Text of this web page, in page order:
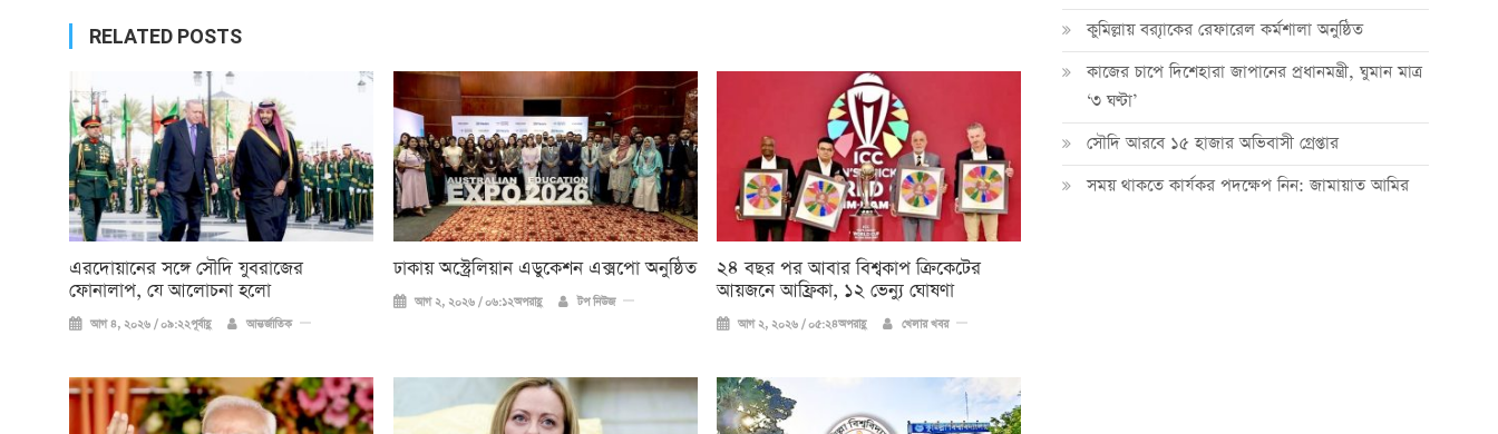
RELATED POSTS
এরদোয়ানের সঙ্গে সৌদি যুবরাজের
ফোনালাপ, যে আলোচনা হলো
আগ ৪, ২০২৬ / ০৯:২২পূর্বাহ্ণ আন্তর্জাতিক
ঢাকায় অস্ট্রেলিয়ান এডুকেশন এক্সপো অনুষ্ঠিত
আগ ২, ২০২৬ / ০৬:১২অপরাহ্ণ টপ নিউজ
২৪ বছর পর আবার বিশ্বকাপ ক্রিকে‌টের
আয়জনে আফ্রিকা, ১২ ভেন্যু ঘোষণা
আগ ২, ২০২৬ / ০৫:২৪অপরাহ্ণ খেলার খবর
কুমিল্লায় ব্র‍্যাকের রেফারেল কর্মশালা অনুষ্ঠিত
কাজের চাপে দিশেহারা জাপানের প্রধানমন্ত্রী, ঘুমান মাত্র
‘৩ ঘণ্টা’
সৌদি আরবে ১৫ হাজার অভিবাসী গ্রেপ্তার
সময় থাকতে কার্যকর পদক্ষেপ নিন: জামায়াত আমির